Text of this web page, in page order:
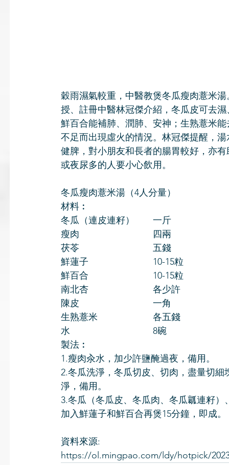
穀雨濕氣較重，中醫教煲冬瓜瘦肉薏米
授、註冊中醫林冠傑介紹，冬瓜皮可去
鮮百合能補肺、潤肺、安神；生熟薏米
不足而出現虛火的情況。林冠傑提醒，
健脾，對小朋友和長者的腸胃較好，亦
或夜尿多的人要小心飲用。
冬瓜瘦肉薏米湯（4人分量）
材料︰
冬瓜（連皮連籽）　　一斤
瘦肉　　　　　　　　四兩
茯苓　　　　　　　　五錢
鮮蓮子　　　　　　　10-15粒
鮮百合　　　　　　　10-15粒
南北杏　　　　　　　各少許
陳皮　　　　　　　　一角
生熟薏米　　　　　　各五錢
水　　　　　　　　　8碗
製法︰
1.瘦肉汆水，加少許鹽醃過夜，備用。
2.冬瓜洗淨，冬瓜切皮、切肉，盡量切
淨，備用。
3.冬瓜（冬瓜皮、冬瓜肉、冬瓜瓤連籽
加入鮮蓮子和鮮百合再煲15分鐘，即成
資料來源:
https://ol.mingpao.com/ldy/hotpick/